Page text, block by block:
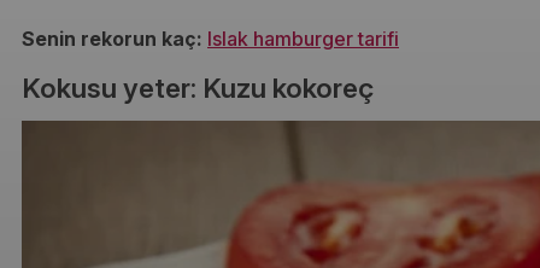
Senin rekorun kaç: Islak hamburger tarifi
Kokusu yeter: Kuzu kokoreç